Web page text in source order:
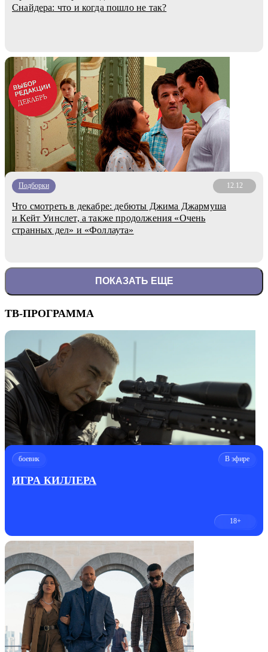
Снайдера: что и когда пошло не так?
Подборки 12.12
Что смотреть в декабре: дебюты Джима Джармуша
и Кейт Уинслет, а также продолжения «Очень
странных дел» и «Фоллаута»
ПОКАЗАТЬ ЕЩЕ
ТВ-ПРОГРАММА
боевик В эфире
ИГРА КИЛЛЕРА
18+